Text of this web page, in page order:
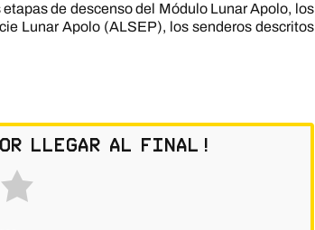
de descenso del Módulo Lunar Apolo, los
Lunar Apolo (ALSEP), los senderos descritos
llegar al final!